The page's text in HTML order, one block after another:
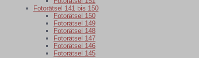
Fotorätsel 141 bis 150
Fotorätsel 150
Fotorätsel 149
Fotorätsel 148
Fotorätsel 147
Fotorätsel 146
Fotorätsel 145